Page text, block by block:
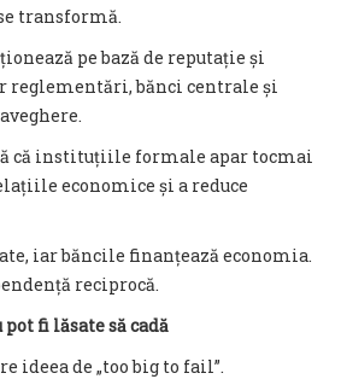
transformă.
pe bază de reputație și
reglementări, bănci centrale și
că instituțiile formale apar tocmai
economice și a reduce
iar băncile finanțează economia.
reciprocă.
fi lăsate să cadă
ideea de „too big to fail”.